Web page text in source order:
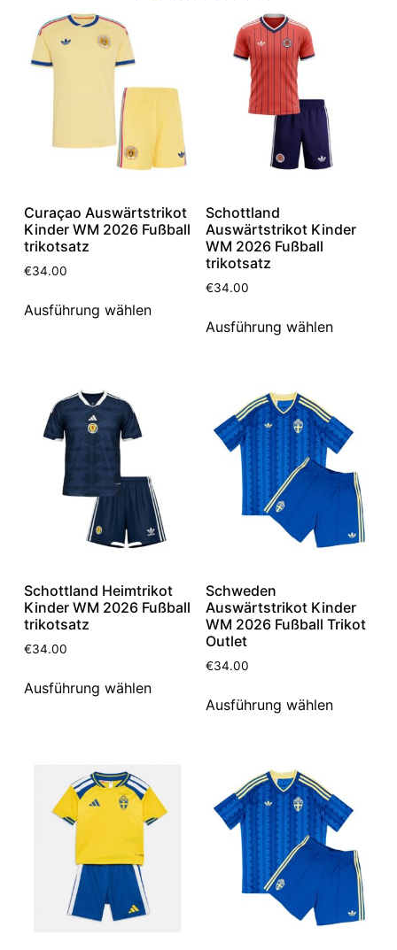
Curaçao Auswärtstrikot
Kinder WM 2026 Fußball
trikotsatz
€34.00
Ausführung wählen
Schottland
Auswärtstrikot Kinder
WM 2026 Fußball
trikotsatz
€34.00
Ausführung wählen
Schottland Heimtrikot
Kinder WM 2026 Fußball
trikotsatz
€34.00
Ausführung wählen
Schweden
Auswärtstrikot Kinder
WM 2026 Fußball Trikot
Outlet
€34.00
Ausführung wählen